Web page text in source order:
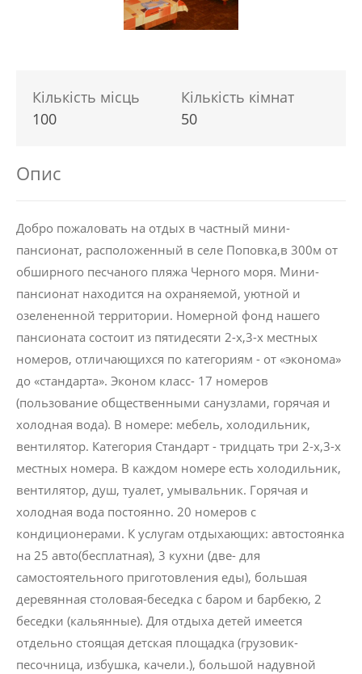
Кількість місць
100
Кількість кімнат
50
Опис
Добро пожаловать на отдых в частный мини-
пансионат, расположенный в селе Поповка,в 300м от
обширного песчаного пляжа Черного моря. Мини-
пансионат находится на охраняемой, уютной и
озелененной территории. Номерной фонд нашего
пансионата состоит из пятидесяти 2-х,3-х местных
номеров, отличающихся по категориям - от «эконома»
до «стандарта». Эконом класс- 17 номеров
(пользование общественными санузлами, горячая и
холодная вода). В номере: мебель, холодильник,
вентилятор. Категория Стандарт - тридцать три 2-х,3-х
местных номера. В каждом номере есть холодильник,
вентилятор, душ, туалет, умывальник. Горячая и
холодная вода постоянно. 20 номеров с
кондиционерами. К услугам отдыхающих: автостоянка
на 25 авто(бесплатная), 3 кухни (две- для
самостоятельного приготовления еды), большая
деревянная столовая-беседка с баром и барбекю, 2
беседки (кальянные). Для отдыха детей имеется
отдельно стоящая детская площадка (грузовик-
песочница, избушка, качели.), большой надувной